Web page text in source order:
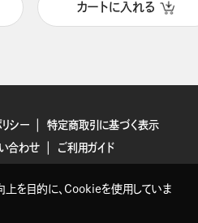
カートに入れる
シー
特定商取引に基づく表示
合わせ ご利用ガイド
上を目的に、Cookieを使用していま